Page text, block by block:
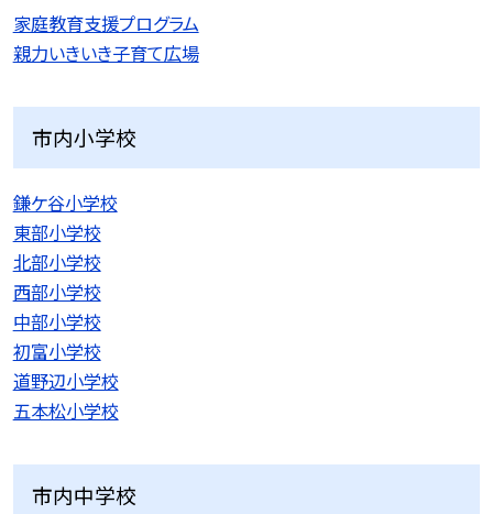
家庭教育支援プログラム
親力いきいき子育て広場
市内小学校
鎌ケ谷小学校
東部小学校
北部小学校
西部小学校
中部小学校
初富小学校
道野辺小学校
五本松小学校
市内中学校